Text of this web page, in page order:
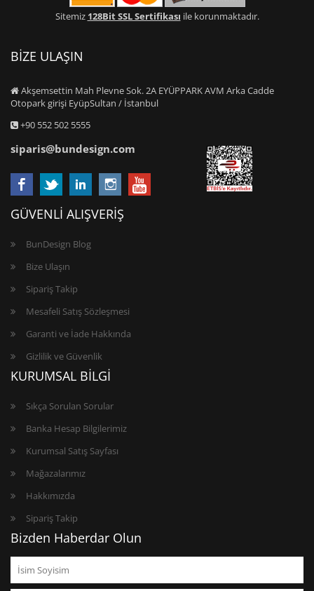
Sitemiz 128Bit SSL Sertifikası ile korunmaktadır.
BİZE ULAŞIN
Akşemsettin Mah Plevne Sok. 2A EYÜPPARK AVM Arka Cadde
Otopark girişi EyüpSultan / İstanbul
+90 552 502 5555
siparis@bundesign.com
GÜVENLİ ALIŞVERİŞ
BunDesign Blog
Bize Ulaşın
Sipariş Takip
Mesafeli Satış Sözleşmesi
Garanti ve İade Hakkında
Gizlilik ve Güvenlik
KURUMSAL BİLGİ
Sıkça Sorulan Sorular
Banka Hesap Bilgilerimiz
Kurumsal Satış Sayfası
Mağazalarımız
Hakkımızda
Sipariş Takip
Bizden Haberdar Olun